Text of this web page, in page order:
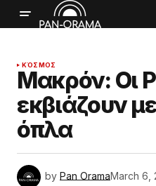
ΚΌΣΜΟΣ
Μακρόν: Οι
εκβιάζουν
όπλα
by Pan OramaMarch 6,